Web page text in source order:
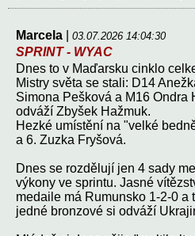
Marcela 03.07.2026 14:04:30
SPRINT - WYAC
Dnes to v Maďarsku cinklo
Mistry světa se stali: D14
Simona Pešková a M16 Ondra
odváží Zbyšek Hažmuk.
Hezké umístění na "velké
a 6. Zuzka Fryšová.
Dnes se rozdělují jen 4 sady
výkony ve sprintu. Jasné
medaile má Rumunsko 1-2-0 a
jedné bronzové si odváží